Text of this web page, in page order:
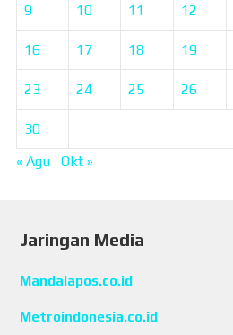
9 10 11 12
16 17 18 19
23 24 25 26
30
« Agu
Okt »
Jaringan Media
Mandalapos.co.id
Metroindonesia.co.id